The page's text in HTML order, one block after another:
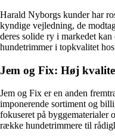
Harald Nyborgs kunder har
kyndige vejledning, de
deres solide ry i markedet
hundetrimmer i topkvalitet
Jem og Fix: Høj
Jem og Fix er en anden
imponerende sortiment og
fokuseret på byggematerialer
række hundetrimmere til